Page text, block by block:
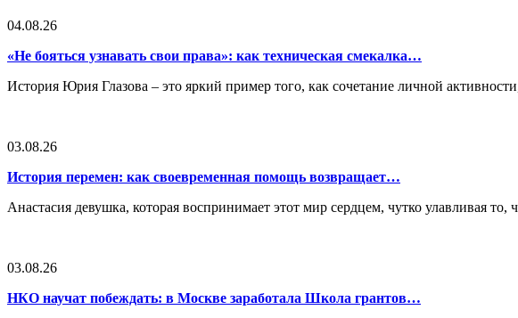
04.08.26
«Не бояться узнавать свои права»: как техническая смекалка…
История Юрия Глазова – это яркий пример того, как сочетание личной
03.08.26
История перемен: как своевременная помощь возвращает…
Анастасия девушка, которая воспринимает этот мир сердцем, чутко улавливая то,
03.08.26
НКО научат побеждать: в Москве заработала Школа грантов…